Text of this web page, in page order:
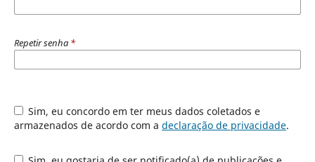
Repetir senha *
Sim, eu concordo em ter meus dados coletados e
armazenados de acordo com a declaração de privacidade.